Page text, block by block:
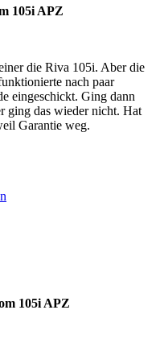
105i APZ
die Riva 105i. Aber die
nach paar
eingeschickt. Ging dann
ging das wieder nicht. Hat
Garantie weg.
105i APZ